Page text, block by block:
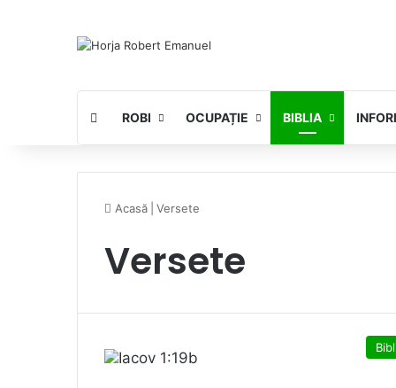
ROBI OCUPAȚIE BIBLIA
Acasă Versete
Versete